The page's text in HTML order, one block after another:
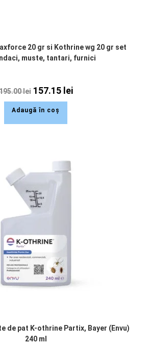
20 gr si Kothrine wg 20 gr set
muste, tantari, furnici
lei 157.15 lei
Adaugă în coș
de pat K-othrine Partix, Bayer (Envu)
240 ml